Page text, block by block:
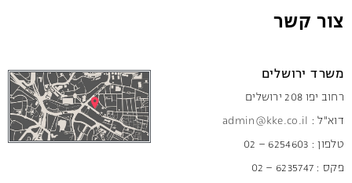
צור קשר
משרד ירושלים
רחוב יפו 208 ירושלים
דוא"ל :
admin@kke.co.il
טלפון : 6254603 – 02
פקס : 6235747 – 02